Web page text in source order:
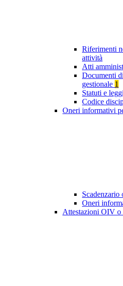
Riferimenti
attività
Atti
Documenti
gestionale 1
Statuti e
Codice
Oneri informativi
Oneri
Attestazioni OIV o